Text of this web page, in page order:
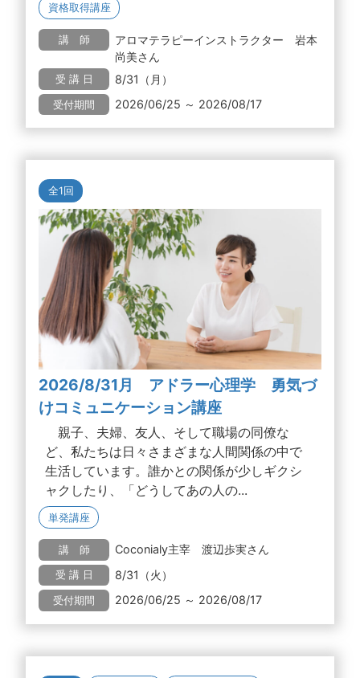
資格取得講座
講 師
アロマテラピーインストラクター 岩本
尚美さん
受 講 日 8/31（月）
受付期間 2026/06/25 ～ 2026/08/17
全1回
2026/8/31月 アドラー心理学 勇気づ
けコミュニケーション講座
親子、夫婦、友人、そして職場の同僚な
ど、私たちは日々さまざまな人間関係の中で
生活しています。誰かとの関係が少しギクシ
ャクしたり、「どうしてあの人の...
単発講座
講 師 Coconialy主宰 渡辺歩実さん
受 講 日 8/31（火）
受付期間 2026/06/25 ～ 2026/08/17